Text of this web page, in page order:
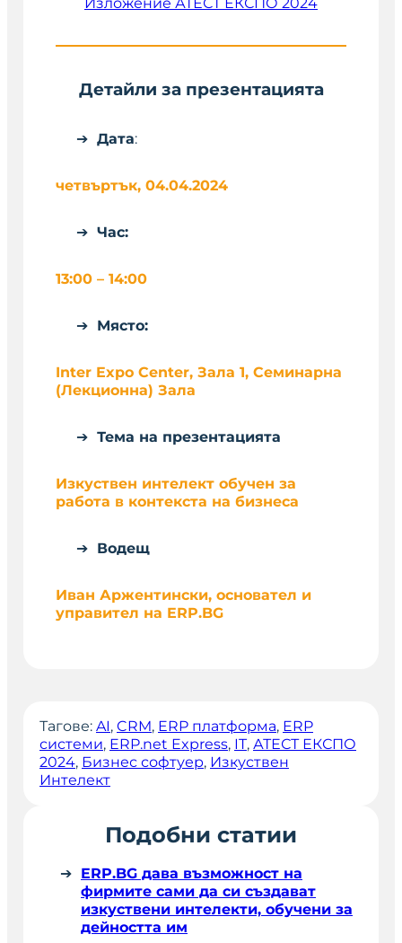
Детайли за презентацията
Дата:
четвъртък, 04.04.2024
Час:
13:00 – 14:00
Място:
Inter Expo Center, Зала 1, Семинарна
(Лекционна) Зала
Тема на презентацията
Изкуствен интелект обучен за
работа в контекста на бизнеса
Водещ
Иван Аржентински, основател и
управител на ERP.BG
Тагове: AI, CRM, ERP платформа, ERP
системи, ERP.net Express, IT, АТЕСТ ЕКСПО
2024, Бизнес софтуер, Изкуствен
Интелект
Подобни статии
ERP.BG дава възможност на
фирмите сами да си създават
изкуствени интелекти, обучени за
дейността им